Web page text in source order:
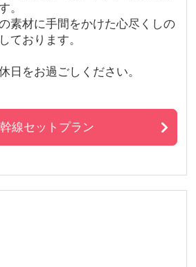
。
素材に手間をかけた心尽くしの
ております。
日をお過ごしください。
線セットプラン